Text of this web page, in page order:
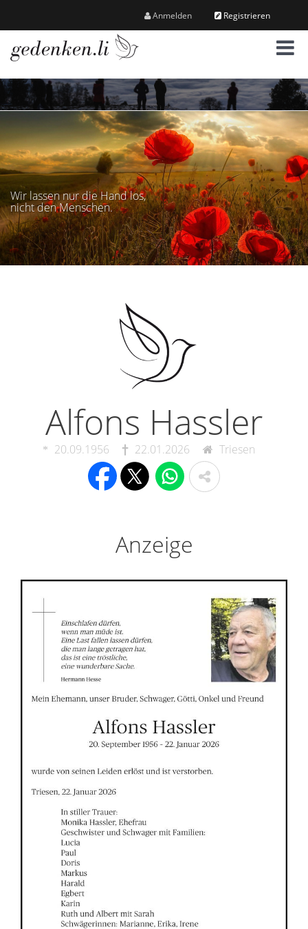
Anmelden Registrieren
M
e
n
ü
Wir lassen nur die Hand los,
nicht den Menschen.
Alfons Hassler
20.09.1956 22.01.2026 Triesen
Anzeige